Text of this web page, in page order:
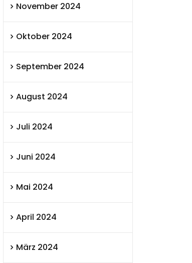
November 2024
Oktober 2024
September 2024
August 2024
Juli 2024
Juni 2024
Mai 2024
April 2024
März 2024